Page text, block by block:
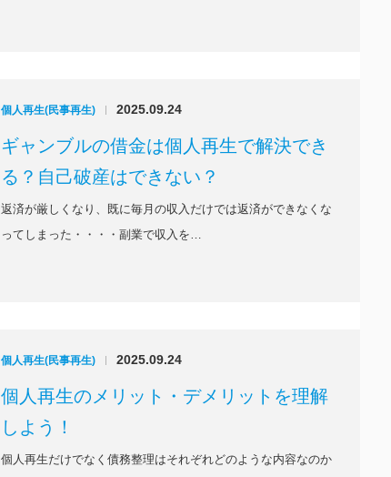
個人再生(民事再生) | 2025.09.24
ギャンブルの借金は個人再生で解決でき
る？自己破産はできない？
返済が厳しくなり、既に毎月の収入だけでは返済ができなくな
ってしまった・・・・副業で収入を…
個人再生(民事再生) | 2025.09.24
個人再生のメリット・デメリットを理解
しよう！
個人再生だけでなく債務整理はそれぞれどのような内容なのか